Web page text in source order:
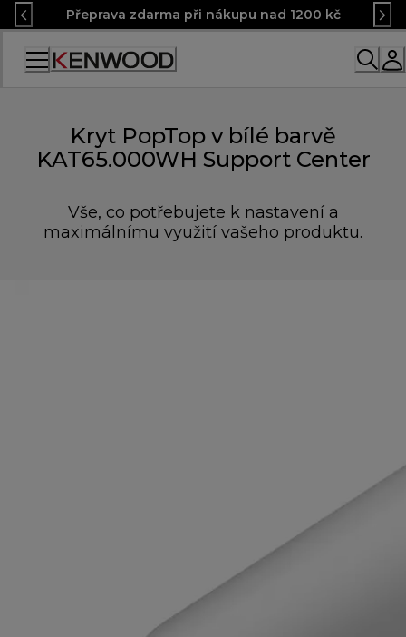
Skip
to
Content
Přeprava zdarma při nákupu nad 1200 kč
Accessibility
Kryt PopTop v bílé barvě
KAT65.000WH Support Center
Vše, co potřebujete k nastavení a
maximálnímu využití vašeho produktu.